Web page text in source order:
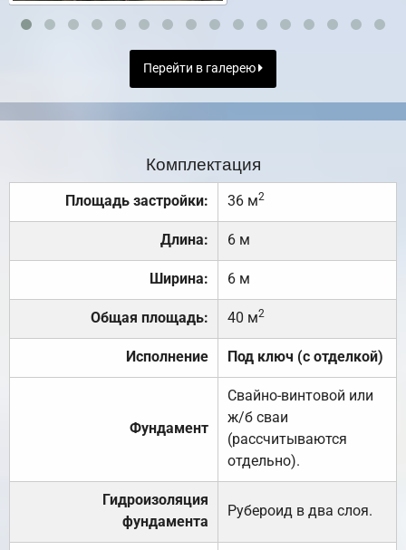
Перейти в галерею
Комплектация
Площадь застройки: 36 м2
Длина: 6 м
Ширина: 6 м
Общая площадь: 40 м2
Исполнение Под ключ (с отделкой)
Фундамент
Свайно-винтовой или
ж/б сваи
(рассчитываются
отдельно).
Гидроизоляция
фундамента
Рубероид в два слоя.